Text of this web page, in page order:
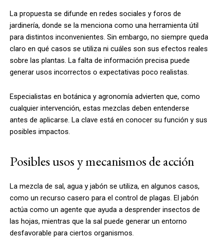
La propuesta se difunde en redes sociales y foros de
jardinería, donde se la menciona como una herramienta útil
para distintos inconvenientes. Sin embargo, no siempre queda
claro en qué casos se utiliza ni cuáles son sus efectos reales
sobre las plantas. La falta de información precisa puede
generar usos incorrectos o expectativas poco realistas.
Especialistas en botánica y agronomía advierten que, como
cualquier intervención, estas mezclas deben entenderse
antes de aplicarse. La clave está en conocer su función y sus
posibles impactos.
Posibles usos y mecanismos de acción
La mezcla de sal, agua y jabón se utiliza, en algunos casos,
como un recurso casero para el control de plagas. El jabón
actúa como un agente que ayuda a desprender insectos de
las hojas, mientras que la sal puede generar un entorno
desfavorable para ciertos organismos.